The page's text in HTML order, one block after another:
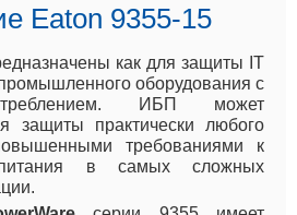
Eaton 9355-15
как для защиты IT
промышленного оборудования с
ИБП может
защиты практически любого
требованиями к
в самых сложных